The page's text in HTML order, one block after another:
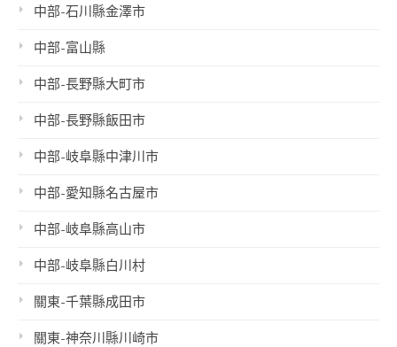
中部-石川縣金澤市
中部-富山縣
中部-長野縣大町市
中部-長野縣飯田市
中部-岐阜縣中津川市
中部-愛知縣名古屋市
中部-岐阜縣高山市
中部-岐阜縣白川村
關東-千葉縣成田市
關東-神奈川縣川崎市